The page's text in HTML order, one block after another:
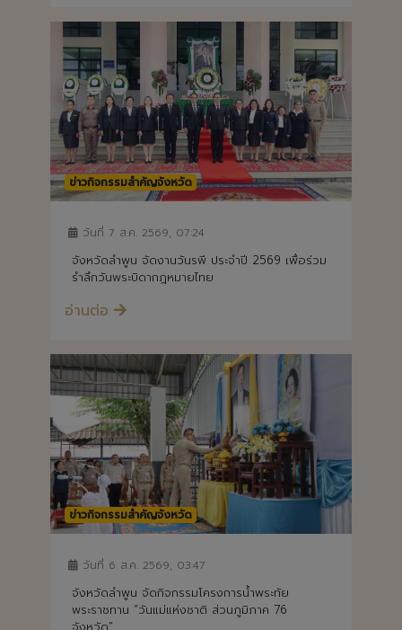
ข่าวกิจกรรมสำคัญจังหวัด
วันที่ 7 ส.ค. 2569, 07:24
จังหวัดลำพูน จัดงานวันรพี ประจำปี 2569 เพื่อร่วม
รำลึกวันพระบิดากฎหมายไทย
อ่านต่อ
ข่าวกิจกรรมสำคัญจังหวัด
วันที่ 6 ส.ค. 2569, 03:47
จังหวัดลำพูน จัดกิจกรรมโครงการน้ำพระทัย
พระราชทาน “วันแม่แห่งชาติ ส่วนภูมิภาค 76